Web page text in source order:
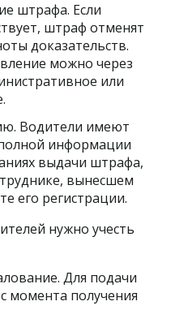
штрафа. Если
штраф отменят
доказательств.
можно через
или
Водители имеют
информации
выдачи штрафа,
вынесшем
его регистрации.
нужно учесть
Для подачи
момента получения